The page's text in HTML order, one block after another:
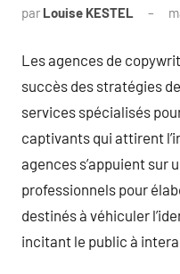
par Louise KESTEL
Les agences de
succès des stratégies
services spécialisés
captivants qui attirent
agences s’appuient sur
professionnels pour
destinés à véhiculer
incitant le public à